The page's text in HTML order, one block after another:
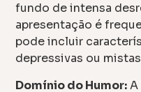
fundo de intensa
apresentação é
pode incluir
depressivas ou
Domínio do Humor:A